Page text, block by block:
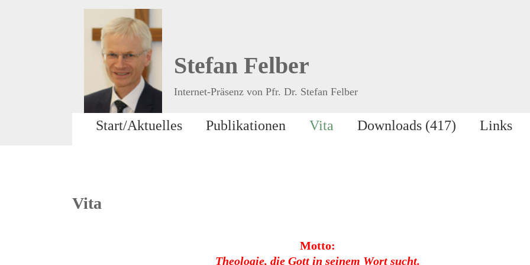
Stefan Felber
Internet-Präsenz von Pfr. Dr. Stefan Felber
Start/Aktuelles Publikationen Vita Downloads (417) Links
Vita
Motto:
Theologie, die Gott in seinem Wort sucht.